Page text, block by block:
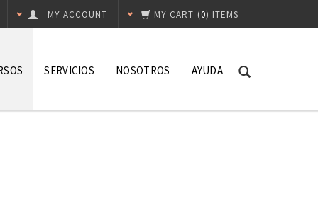
MY CART (0) ITEMS
MY ACCOUNT
SERVICIOS NOSOTROS AYUDA